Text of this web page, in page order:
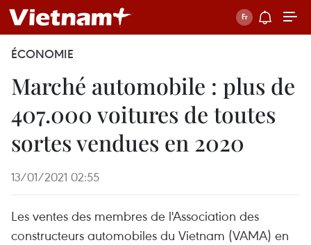
ÉCONOMIE
Marché automobile : plus de
407.000 voitures de toutes
sortes vendues en 2020
13/01/2021 02:55
Les ventes des membres de l'Association des
constructeurs automobiles du Vietnam (VAMA) en